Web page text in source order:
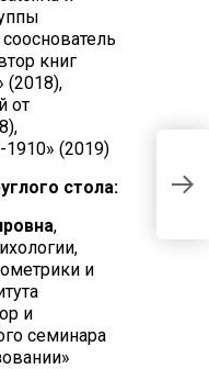
книг
(2018),
от
1910» (2019)
стола:
,
и
и
семинара